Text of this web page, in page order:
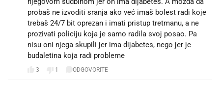
probaš ne izvoditi sranja ako već imaš bolest radi koje
trebaš 24/7 bit oprezan i imati pristup tretmanu, a ne
prozivati policiju koja je samo radila svoj posao. Pa
nisu oni njega skupili jer ima dijabetes, nego jer je
budaletina koja radi probleme
3 1 ODGOVORITE